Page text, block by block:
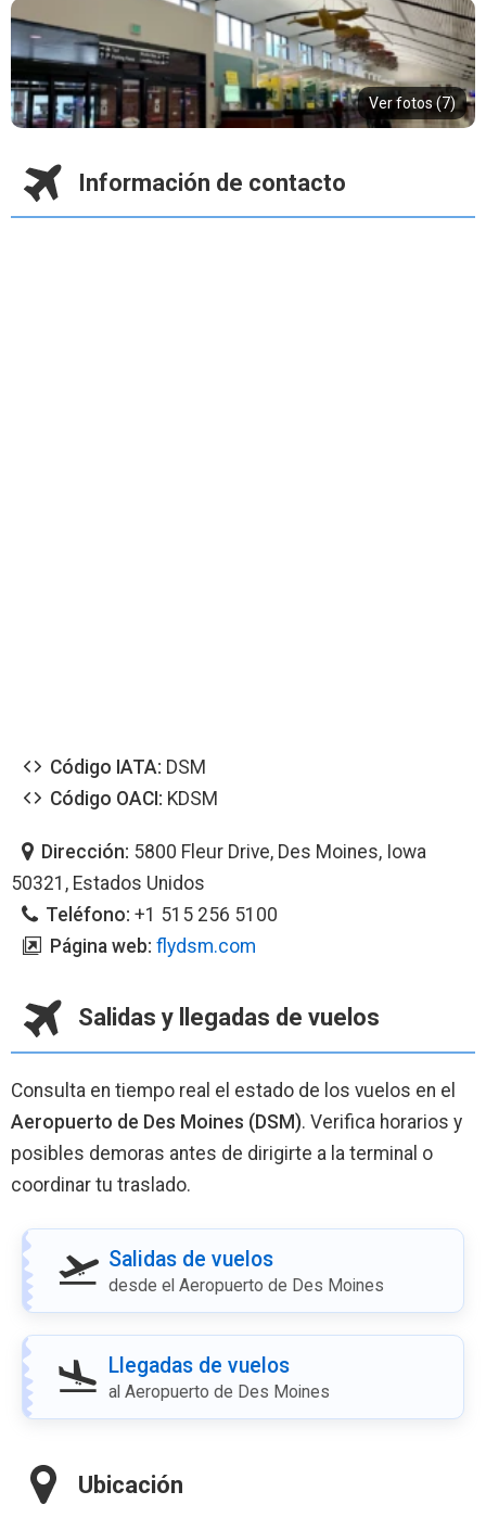
Ver fotos (7)
Información de contacto
Código IATA: DSM
Código OACI: KDSM
Dirección: 5800 Fleur Drive, Des Moines, Iowa
50321, Estados Unidos
Teléfono: +1 515 256 5100
Página web: flydsm.com
Salidas y llegadas de vuelos
Consulta en tiempo real el estado de los vuelos en el
Aeropuerto de Des Moines (DSM). Verifica horarios y
posibles demoras antes de dirigirte a la terminal o
coordinar tu traslado.
Salidas de vuelos
desde el Aeropuerto de Des Moines
Llegadas de vuelos
al Aeropuerto de Des Moines
Ubicación